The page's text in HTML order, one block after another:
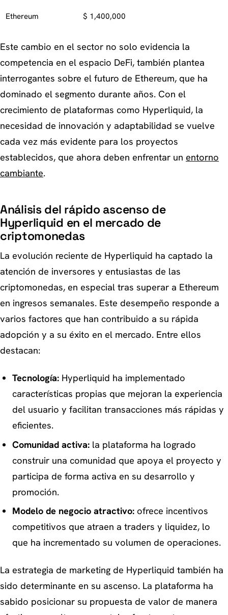
Ethereum $ 1,400,000
Este cambio en el sector no solo evidencia la
competencia en el espacio DeFi, también plantea
interrogantes sobre el futuro de Ethereum, que ha
dominado el segmento durante años. Con el
crecimiento de plataformas como Hyperliquid, la
necesidad de innovación y adaptabilidad se vuelve
cada vez más evidente para los proyectos
establecidos, que ahora deben enfrentar un entorno
cambiante.
Análisis del rápido ascenso de
Hyperliquid en el mercado de
criptomonedas
La evolución reciente de Hyperliquid ha captado la
atención de inversores y entusiastas de las
criptomonedas, en especial tras superar a Ethereum
en ingresos semanales. Este desempeño responde a
varios factores que han contribuido a su rápida
adopción y a su éxito en el mercado. Entre ellos
destacan:
Tecnología:Hyperliquid ha implementado
características propias que mejoran la experiencia
del usuario y facilitan transacciones más rápidas y
eficientes.
Comunidad activa:la plataforma ha logrado
construir una comunidad que apoya el proyecto y
participa de forma activa en su desarrollo y
promoción.
Modelo de negocio atractivo:ofrece incentivos
competitivos que atraen a traders y liquidez, lo
que ha incrementado su volumen de operaciones.
La estrategia de marketing de Hyperliquid también ha
sido determinante en su ascenso. La plataforma ha
sabido posicionar su propuesta de valor de manera